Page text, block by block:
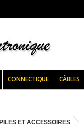
CONNECTIQUE CÂBLES
PILES ET ACCESSOIRES